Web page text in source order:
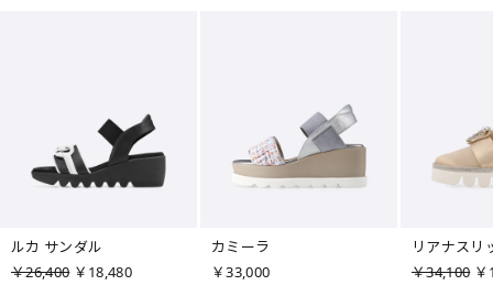
ルカ サンダル
￥26,400 ￥18,480
カミーラ
￥33,000
リアナスリ
￥34,100